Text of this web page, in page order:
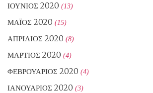
ΙΟΎΝΙΟΣ 2020 (13)
ΜΆΙΟΣ 2020 (15)
ΑΠΡΊΛΙΟΣ 2020 (8)
ΜΆΡΤΙΟΣ 2020 (4)
ΦΕΒΡΟΥΆΡΙΟΣ 2020 (4)
ΙΑΝΟΥΆΡΙΟΣ 2020 (3)